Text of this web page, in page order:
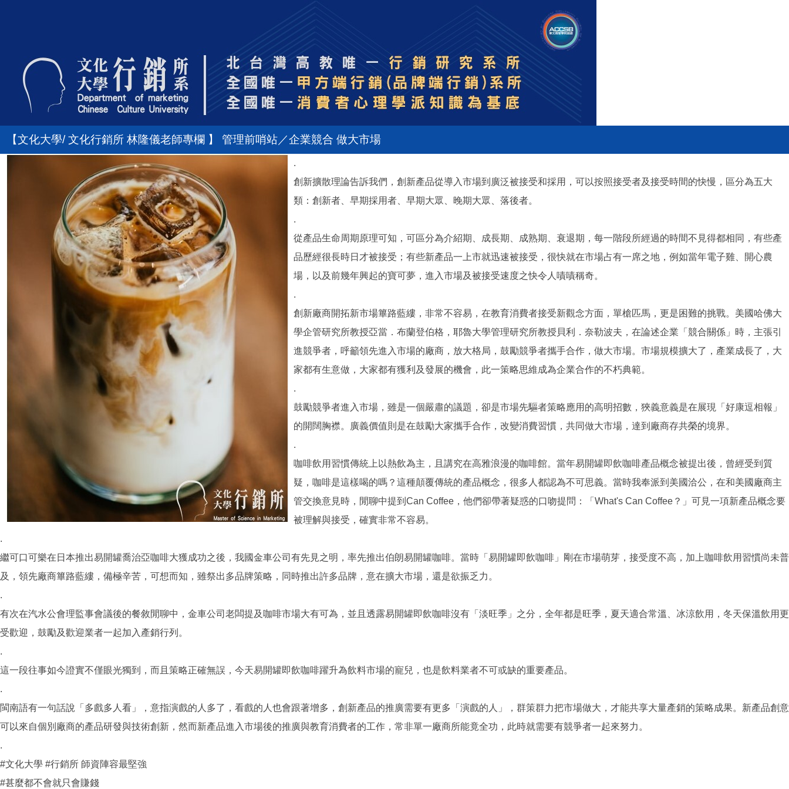
【文化大學/ 文化行銷所 林隆儀老師專欄 】 管理前哨站／企業競合 做大市場
.
創新擴散理論告訴我們，創新產品從導入市場到廣泛被接受和採用，可以按照接受者及接受時間的快慢，區分為五大
類：創新者、早期採用者、早期大眾、晚期大眾、落後者。
.
從產品生命周期原理可知，可區分為介紹期、成長期、成熟期、衰退期，每一階段所經過的時間不見得都相同，有些產
品歷經很長時日才被接受；有些新產品一上市就迅速被接受，很快就在市場占有一席之地，例如當年電子雞、開心農
場，以及前幾年興起的寶可夢，進入市場及被接受速度之快令人嘖嘖稱奇。
.
創新廠商開拓新市場篳路藍縷，非常不容易，在教育消費者接受新觀念方面，單槍匹馬，更是困難的挑戰。美國哈佛大
學企管研究所教授亞當．布蘭登伯格，耶魯大學管理研究所教授貝利．奈勒波夫，在論述企業「競合關係」時，主張引
進競爭者，呼籲領先進入市場的廠商，放大格局，鼓勵競爭者攜手合作，做大市場。市場規模擴大了，產業成長了，大
家都有生意做，大家都有獲利及發展的機會，此一策略思維成為企業合作的不朽典範。
.
鼓勵競爭者進入市場，雖是一個嚴肅的議題，卻是市場先驅者策略應用的高明招數，狹義意義是在展現「好康逗相報」
的開闊胸襟。廣義價值則是在鼓勵大家攜手合作，改變消費習慣，共同做大市場，達到廠商存共榮的境界。
.
咖啡飲用習慣傳統上以熱飲為主，且講究在高雅浪漫的咖啡館。當年易開罐即飲咖啡產品概念被提出後，曾經受到質
疑，咖啡是這樣喝的嗎？這種顛覆傳統的產品概念，很多人都認為不可思義。當時我奉派到美國洽公，在和美國廠商主
管交換意見時，閒聊中提到Can Coffee，他們卻帶著疑惑的口吻提問：「What's Can Coffee？」可見一項新產品概念要
被理解與接受，確實非常不容易。
.
繼可口可樂在日本推出易開罐喬治亞咖啡大獲成功之後，我國金車公司有先見之明，率先推出伯朗易開罐咖啡。當時「易開罐即飲咖啡」剛在市場萌芽，接受度不高，加上咖啡飲用習慣尚未普
及，領先廠商篳路藍縷，備極辛苦，可想而知，雖祭出多品牌策略，同時推出許多品牌，意在擴大市場，還是欲振乏力。
.
有次在汽水公會理監事會議後的餐敘閒聊中，金車公司老闆提及咖啡市場大有可為，並且透露易開罐即飲咖啡沒有「淡旺季」之分，全年都是旺季，夏天適合常溫、冰涼飲用，冬天保溫飲用更
受歡迎，鼓勵及歡迎業者一起加入產銷行列。
.
這一段往事如今證實不僅眼光獨到，而且策略正確無誤，今天易開罐即飲咖啡躍升為飲料市場的寵兒，也是飲料業者不可或缺的重要產品。
.
閩南語有一句話說「多戲多人看」，意指演戲的人多了，看戲的人也會跟著增多，創新產品的推廣需要有更多「演戲的人」，群策群力把市場做大，才能共享大量產銷的策略成果。新產品創意
可以來自個別廠商的產品研發與技術創新，然而新產品進入市場後的推廣與教育消費者的工作，常非單一廠商所能竟全功，此時就需要有競爭者一起來努力。
.
#文化大學 #行銷所 師資陣容最堅強
#甚麼都不會就只會賺錢